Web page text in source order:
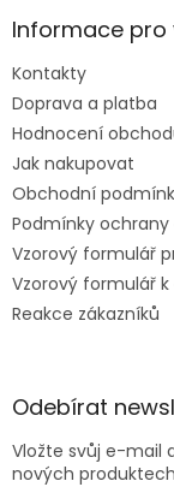
Informace pro
Kontakty
Doprava a platba
Hodnocení
Jak nakupovat
Obchodní
Podmínky
Vzorový formulář
Vzorový formulář
Reakce zákazníků
Odebírat
Vložte svůj e-mail
nových